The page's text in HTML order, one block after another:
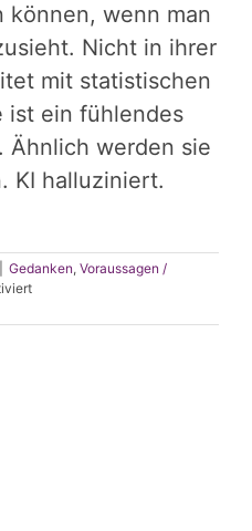
können, wenn man
Nicht in ihrer
mit statistischen
ist ein fühlendes
Ähnlich werden sie
KI halluziniert.
Gedanken, Voraussagen /
für
KI